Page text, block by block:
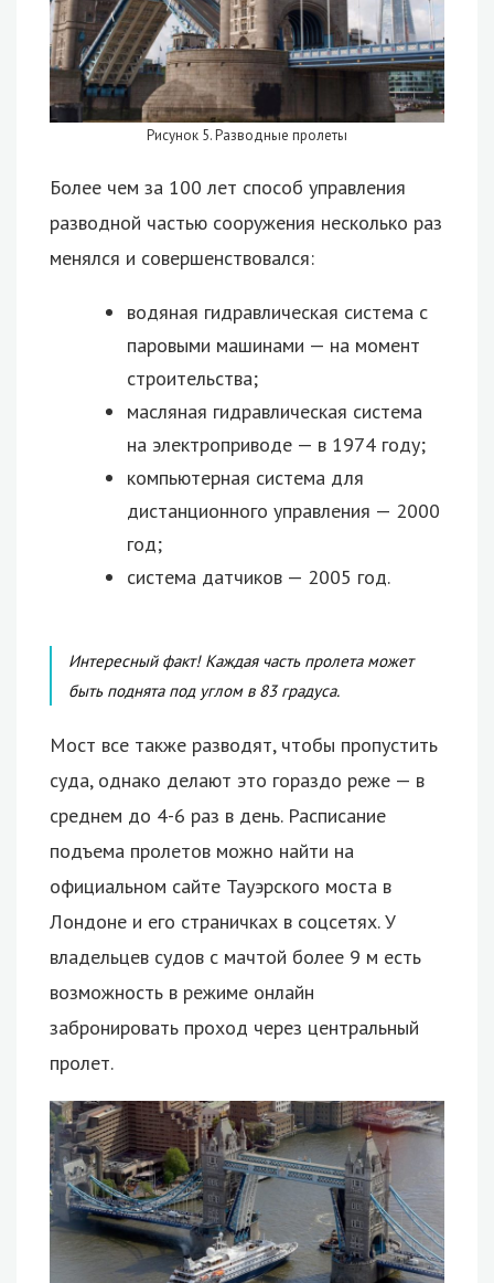
Рисунок 5. Разводные пролеты
Более чем за 100 лет способ управления
разводной частью сооружения несколько раз
менялся и совершенствовался:
водяная гидравлическая система с
паровыми машинами — на момент
строительства;
масляная гидравлическая система
на электроприводе — в 1974 году;
компьютерная система для
дистанционного управления — 2000
год;
система датчиков — 2005 год.
Интересный факт! Каждая часть пролета может
быть поднята под углом в 83 градуса.
Мост все также разводят, чтобы пропустить
суда, однако делают это гораздо реже — в
среднем до 4-6 раз в день. Расписание
подъема пролетов можно найти на
официальном сайте Тауэрского моста в
Лондоне и его страничках в соцсетях. У
владельцев судов с мачтой более 9 м есть
возможность в режиме онлайн
забронировать проход через центральный
пролет.